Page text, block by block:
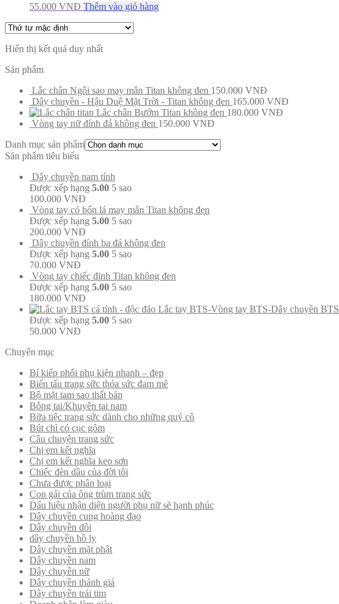
55.000 VNĐ Thêm vào giỏ hàng
Hiển thị kết quả duy nhất
Sản phẩm
Lắc chân Ngôi sao may mắn Titan không đen 150.000 VNĐ
Dây chuyền - Hậu Duệ Mặt Trời - Titan không đen 165.000 VNĐ
Lắc chân Bướm Titan không đen 180.000 VNĐ
Vòng tay nữ đính đá không đen 150.000 VNĐ
Danh mục sản phẩm
Sản phẩm tiêu biểu
Dây chuyền nam tính
Được xếp hạng 5.00 5 sao
100.000 VNĐ
Vòng tay cỏ bốn lá may mắn Titan không đen
Được xếp hạng 5.00 5 sao
200.000 VNĐ
Dây chuyền đính ba đá không đen
Được xếp hạng 5.00 5 sao
70.000 VNĐ
Vòng tay chiếc đinh Titan không đen
Được xếp hạng 5.00 5 sao
180.000 VNĐ
Lắc tay BTS-Vòng tay BTS-Dây chuyền BTS
Được xếp hạng 5.00 5 sao
50.000 VNĐ
Chuyên mục
Bí kiếp phối phụ kiện nhanh – đẹp
Biến tấu trang sức thỏa sức đam mê
Bộ mặt tam sao thất bản
Bông tai/Khuyên tai nam
Bữa tiệc trang sức dành cho những quý cô
Bút chì có cục gôm
Câu chuyện trang sức
Chị em kết nghĩa
Chị em kết nghĩa keo sơn
Chiếc đèn dầu của đời tôi
Chưa được phân loại
Con gái của ông trùm trang sức
Dấu hiệu nhận diện người phụ nữ sẽ hạnh phúc
Dây chuyền cung hoàng đạo
Dây chuyền đôi
dây chuyền hồ ly
Dây chuyền mặt phật
Dây chuyền nam
Dây chuyền nữ
Dây chuyền thánh giá
Dây chuyền trái tim